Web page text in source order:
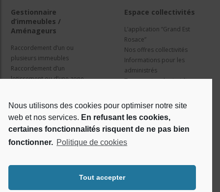
Nous utilisons des cookies pour optimiser notre site
web et nos services. En refusant les cookies,
certaines fonctionnalités risquent de ne pas bien
fonctionner. Politique de cookies
Tout accepter
Gestionnaire
d’immeubles /
Aménageurs
Raccordement d’un ou
plusieurs immeubles
Raccordement d’un
lotissement ou d’une zone
Espace collectivités
L’application “Grand Est
Rosace”
Nos offres collectivités
Informations pour les
administrés
Travaux et cadre juridique
Qui sommes nous ?
Le projet Rosace
Réseaux sociaux